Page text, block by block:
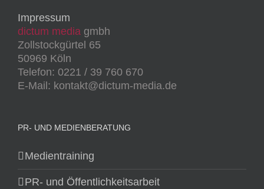
Impressum
dictum media gmbh
Zollstockgürtel 65
50969 Köln
Telefon: 0221 / 39 760 670
E-Mail: kontakt@dictum-media.de
PR- UND MEDIENBERATUNG
Medientraining
PR- und Öffentlichkeitsarbeit